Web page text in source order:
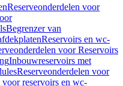
Reserveonderdelen voor
Begrenzer van
Reservoirs en wc-
voor Reservoirs
Inbouwreservoirs met
Reserveonderdelen voor
voor reservoirs en wc-